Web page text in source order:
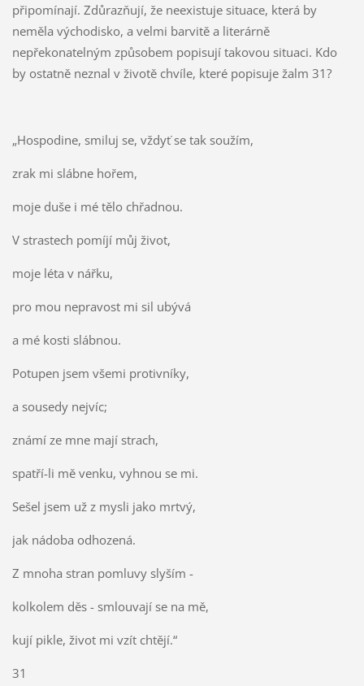
připomínají. Zdůrazňují, že neexistuje situace, která by
neměla východisko, a velmi barvitě a literárně
nepřekonatelným způsobem popisují takovou situaci. Kdo
by ostatně neznal v životě chvíle, které popisuje žalm 31?
„Hospodine, smiluj se, vždyť se tak soužím,
zrak mi slábne hořem,
moje duše i mé tělo chřadnou.
V strastech pomíjí můj život,
moje léta v nářku,
pro mou nepravost mi sil ubývá
a mé kosti slábnou.
Potupen jsem všemi protivníky,
a sousedy nejvíc;
známí ze mne mají strach,
spatří-li mě venku, vyhnou se mi.
Sešel jsem už z mysli jako mrtvý,
jak nádoba odhozená.
Z mnoha stran pomluvy slyším -
kolkolem děs - smlouvají se na mě,
kují pikle, život mi vzít chtějí.“
31